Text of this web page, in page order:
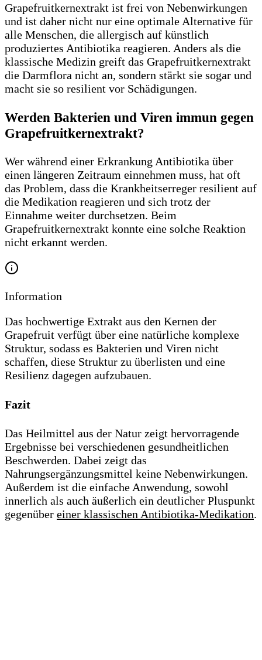
Grapefruitkernextrakt ist frei von Nebenwirkungen
und ist daher nicht nur eine optimale Alternative für
alle Menschen, die allergisch auf künstlich
produziertes Antibiotika reagieren. Anders als die
klassische Medizin greift das Grapefruitkernextrakt
die Darmflora nicht an, sondern stärkt sie sogar und
macht sie so resilient vor Schädigungen.
Werden Bakterien und Viren immun gegen
Grapefruitkernextrakt?
Wer während einer Erkrankung Antibiotika über
einen längeren Zeitraum einnehmen muss, hat oft
das Problem, dass die Krankheitserreger resilient auf
die Medikation reagieren und sich trotz der
Einnahme weiter durchsetzen. Beim
Grapefruitkernextrakt konnte eine solche Reaktion
nicht erkannt werden.
Information
Das hochwertige Extrakt aus den Kernen der
Grapefruit verfügt über eine natürliche komplexe
Struktur, sodass es Bakterien und Viren nicht
schaffen, diese Struktur zu überlisten und eine
Resilienz dagegen aufzubauen.
Fazit
Das Heilmittel aus der Natur zeigt hervorragende
Ergebnisse bei verschiedenen gesundheitlichen
Beschwerden. Dabei zeigt das
Nahrungsergänzungsmittel keine Nebenwirkungen.
Außerdem ist die einfache Anwendung, sowohl
innerlich als auch äußerlich ein deutlicher Pluspunkt
gegenüber einer klassischen Antibiotika-Medikation.